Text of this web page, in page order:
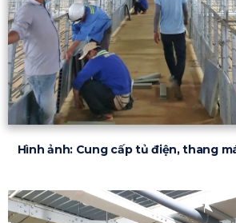
Hình ảnh: Cung cấp tủ điện, thang